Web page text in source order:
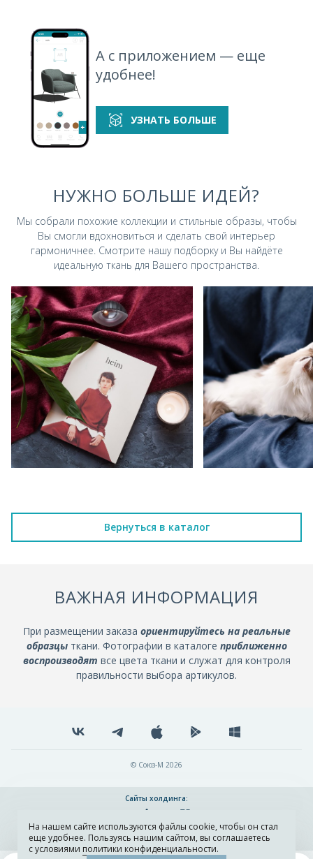
А с приложением — еще
удобнее!
УЗНАТЬ БОЛЬШЕ
НУЖНО БОЛЬШЕ ИДЕЙ?
Мы собрали похожие коллекции и стильные образы, чтобы
Вы смогли вдохновиться и сделать свой интерьер
гармоничнее. Смотрите нашу подборку и Вы найдёте
идеальную ткань для Вашего пространства.
Вернуться в каталог
ВАЖНАЯ ИНФОРМАЦИЯ
При размещении заказа ориентируйтесь на реальные
образцыткани. Фотографии в каталоге приближенно
воспроизводят все цвета ткани и служат для контроля
правильности выбора артикулов.
© Союз-М 2026
Сайты холдинга:
Разработка и поддержка сайта ADN
На нашем сайте используются файлы cookie, чтобы он стал
еще удобнее. Пользуясь нашим сайтом, вы соглашаетесь
с условиями политики конфиденциальности.